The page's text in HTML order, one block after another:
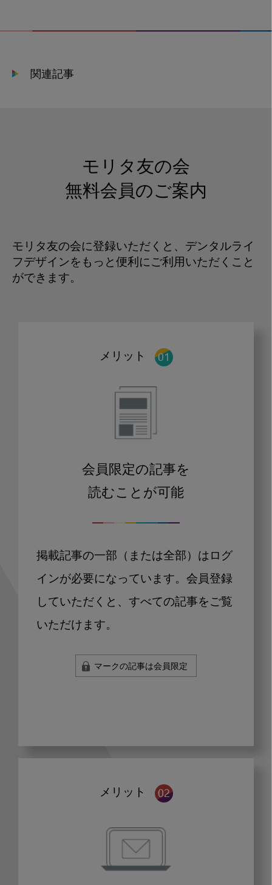
2
関連記事
モリタ友の会
無料会員のご案内
モリタ友の会に登録いただくと、デンタルライ
フデザインをもっと便利にご利用いただくこと
ができます。
メリット
会員限定の記事を
読むことが可能
掲載記事の一部（または全部）はログ
インが必要になっています。会員登録
していただくと、すべての記事をご覧
いただけます。
マークの記事は会員限定
メリット